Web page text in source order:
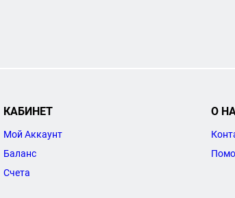
КАБИНЕТ
Мой Аккаунт
Баланс
Счета
О